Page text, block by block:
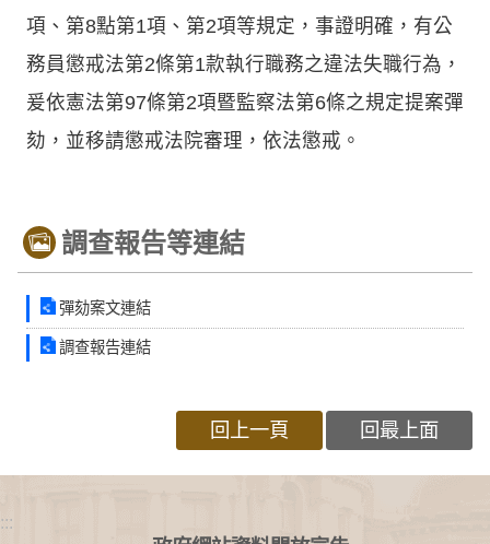
項、第8點第1項、第2項等規定，事證明確，有公
務員懲戒法第2條第1款執行職務之違法失職行為，
爰依憲法第97條第2項暨監察法第6條之規定提案彈
劾，並移請懲戒法院審理，依法懲戒。
調查報告等連結
彈劾案文連結
調查報告連結
回上一頁 回最上面
:::